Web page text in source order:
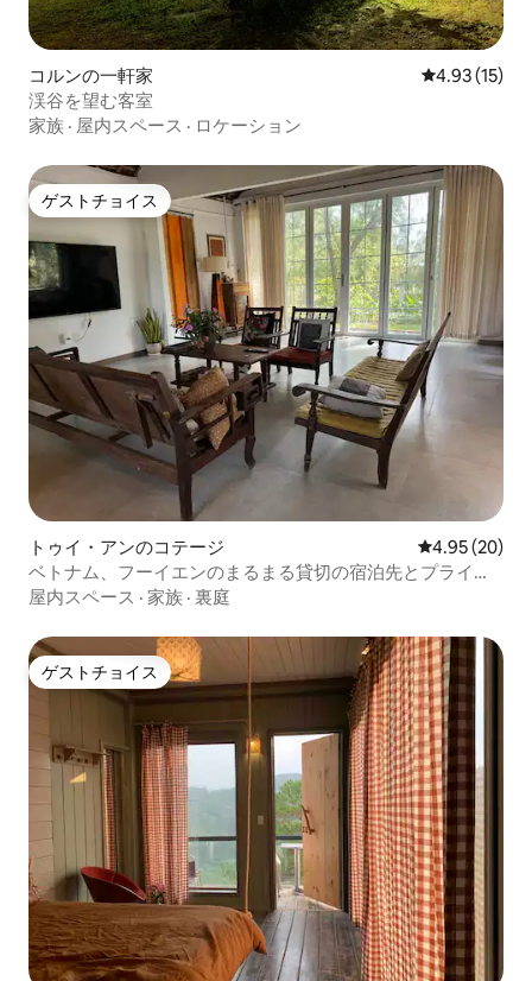
コルンの一軒家 レビュー15
4.93 (15)
渓谷を望む客室
家族 · 屋内スペース · ロケーション
ゲストチョイス
ゲストチョイス
トゥイ・アンのコテージ レビュー20
4.95 (20)
ベトナム、フーイエンのまるまる貸切の宿泊先とプライベ
ートビーチ
屋内スペース · 家族 · 裏庭
ゲストチョイス
ゲストチョイス